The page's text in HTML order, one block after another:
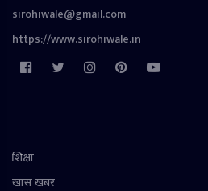
sirohiwale@gmail.com
https://www.sirohiwale.in
शिक्षा
खास खबर